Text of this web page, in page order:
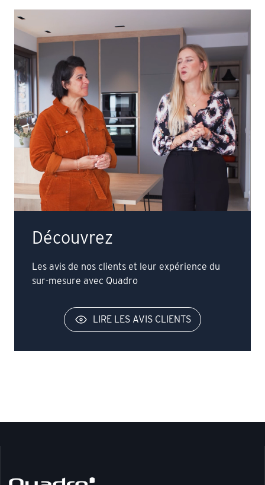
Découvrez
Les avis de nos clients et leur expérience du
sur-mesure avec Quadro
LIRE LES AVIS CLIENTS